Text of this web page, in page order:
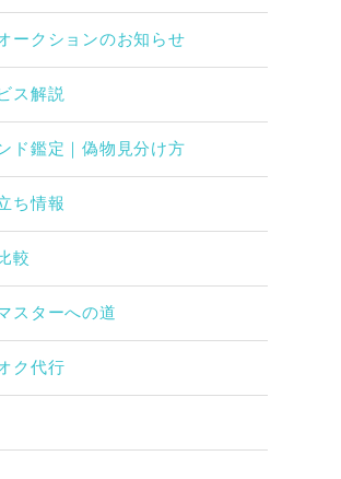
ークションのお知らせ
ス解説
ド鑑定｜偽物見分け方
ち情報
較
スターへの道
ク代行